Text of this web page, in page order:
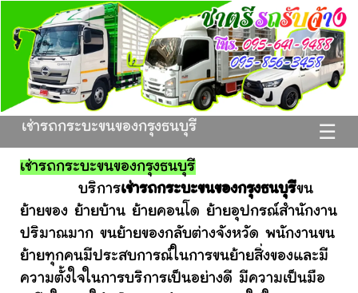
☰
เช่ารถกระบะขนของกรุงธนบุรี
เช่ารถกระบะขนของกรุงธนบุรี
บริการเช่ารถกระบะขนของกรุงธนบุรีขน
ย้ายของ ย้ายบ้าน ย้ายคอนโด ย้ายอุปกรณ์สำนักงาน
ปริมาณมาก ขนย้ายของกลับต่างจังหวัด พนักงานขน
ย้ายทุกคนมีประสบการณ์ในการขนย้ายสิ่งของและมี
ความตั้งใจในการบริการเป็นอย่างดี มีความเป็นมือ